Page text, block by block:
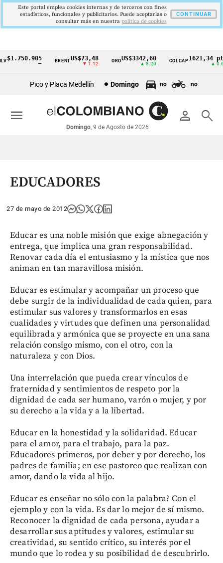
Cintillo
económicos
Colombia
$1.750.905 BRENTUS$73,48
▼ 1.12
OROUS$3342,60
▲ 8.20
COLCAP1621,34 pts
▲ 0.67
Pico y Placa Medellín Domingo no no
person search
Domingo, 9 de Agosto de 2026
menu
EDUCADORES
27 de mayo de 2012
Educar es una noble misión que exige abnegación y
entrega, que implica una gran responsabilidad.
Renovar cada día el entusiasmo y la mística que nos
animan en tan maravillosa misión.
Educar es estimular y acompañar un proceso que
debe surgir de la individualidad de cada quien, para
estimular sus valores y transformarlos en esas
cualidades y virtudes que definen una personalidad
equilibrada y armónica que se proyecte en una sana
relación consigo mismo, con el otro, con la
naturaleza y con Dios.
Una interrelación que pueda crear vínculos de
fraternidad y sentimientos de respeto por la
dignidad de cada ser humano, varón o mujer, y por
su derecho a la vida y a la libertad.
Educar en la honestidad y la solidaridad. Educar
para el amor, para el trabajo, para la paz.
Educadores primeros, por deber y por derecho, los
padres de familia; en ese pastoreo que realizan con
amor, dando la vida al hijo.
Educar es enseñar no sólo con la palabra? Con el
ejemplo y con la vida. Es dar lo mejor de sí mismo.
Reconocer la dignidad de cada persona, ayudar a
desarrollar sus aptitudes y valores, estimular su
creatividad, su sentido crítico, su interés por el
mundo que lo rodea y su posibilidad de descubrirlo.
Este portal emplea cookies internas y de terceros con fines
estadísticos, funcionales y publicitarios. Puede aceptarlas o
consultar más en nuestra politica de cookies
CONTINUAR